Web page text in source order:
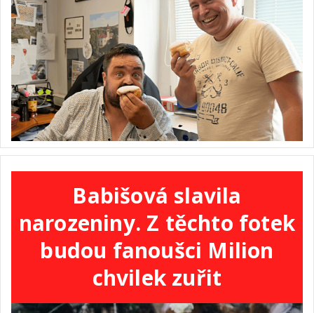
Babišová slavila
narozeniny. Z těchto fotek
budou fanoušci Milion
chvilek zuřit